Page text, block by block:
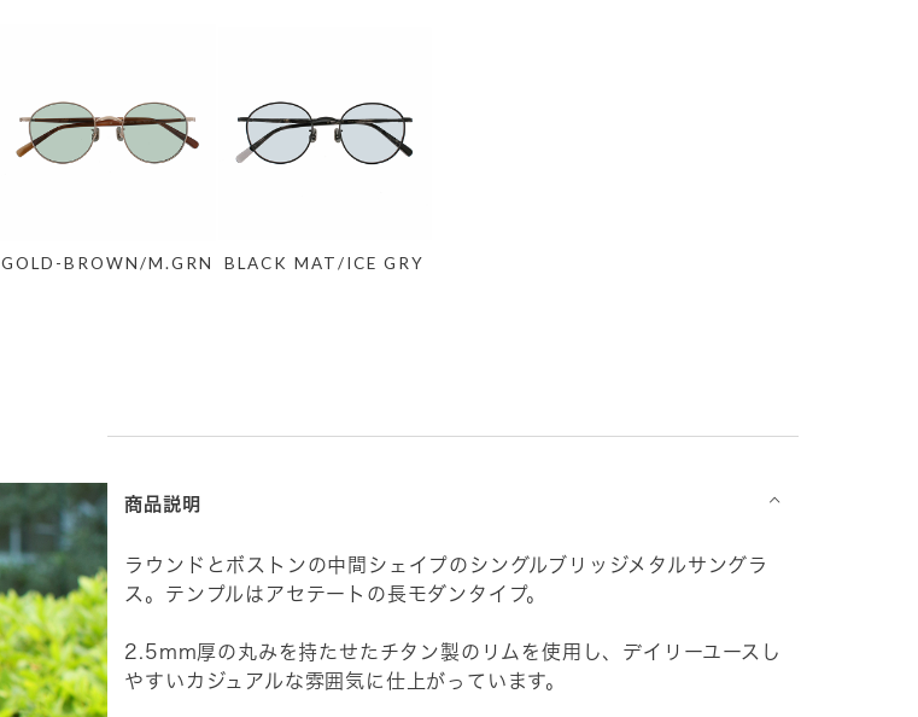
GOLD-BROWN/M.GRN BLACK MAT/ICE GRY
商品説明 ⌵
ラウンドとボストンの中間シェイプのシングルブリッジメタルサングラ
ス。テンプルはアセテートの長モダンタイプ。
2.5mm厚の丸みを持たせたチタン製のリムを使用し、デイリーユースし
やすいカジュアルな雰囲気に仕上がっています。